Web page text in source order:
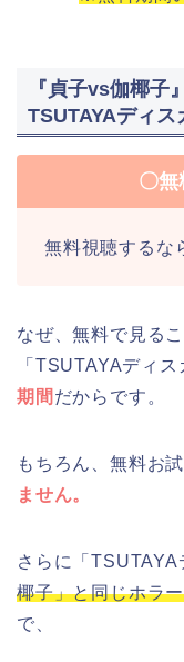
『貞子vs伽椰子
TSUTAYAディス
〇無
無料視聴するな
なぜ、無料で見る
「TSUTAYAディス
期間 だからです。
もちろん、無料お
ません。
さらに「TSUTAYA
椰子」と同じホラ
で、